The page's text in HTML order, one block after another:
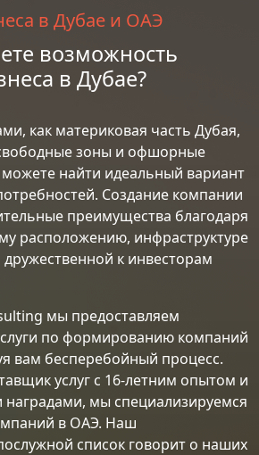
в Дубае и ОАЭ
возможность
в Дубае?
как материковая часть Дубая,
зоны и офшорные
найти идеальный вариант
Создание компании
преимущества благодаря
расположению, инфраструктуре
к инвесторам
мы предоставляем
по формированию компаний
вам бесперебойный процесс.
услуг с 16-летним опытом и
мы специализируемся
в ОАЭ. Наш
список говорит о наших